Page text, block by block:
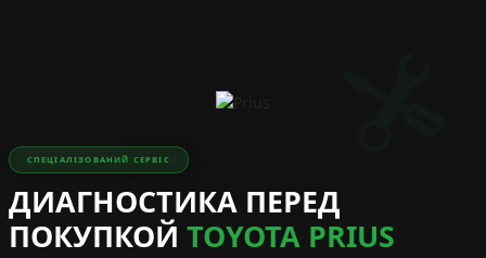
СПЕЦІАЛІЗОВАНИЙ СЕРВІС
ДИАГНОСТИКА ПЕРЕД
ПОКУПКОЙ TOYOTA PRIUS